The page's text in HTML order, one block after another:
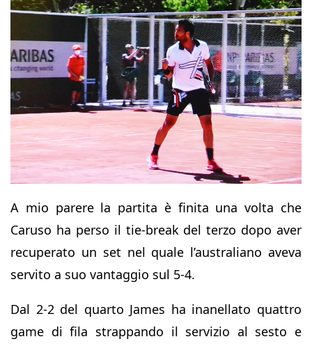
A mio parere la partita è finita una volta che
Caruso ha perso il tie-break del terzo dopo aver
recuperato un set nel quale l’australiano aveva
servito a suo vantaggio sul 5-4.
Dal 2-2 del quarto James ha inanellato quattro
game di fila strappando il servizio al sesto e